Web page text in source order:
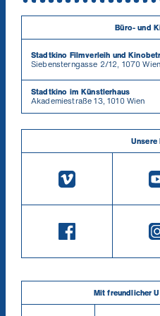
Büro- und
Stadtkino Filmverleih und
Siebensterngasse 2/12, 1070 Wien
Stadtkino im Künstlerhaus
Akademiestraße 13, 1010 Wien
Unsere
Mit freundlicher